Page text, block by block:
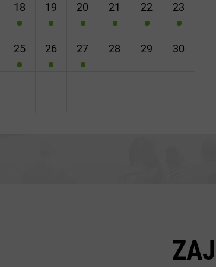
18 19 20 21 22 23
25 26 27 28 29 30